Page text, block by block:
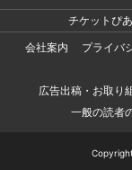
チケットぴあ
会社案内
プライバ
広告出稿・お取り
一般の読者